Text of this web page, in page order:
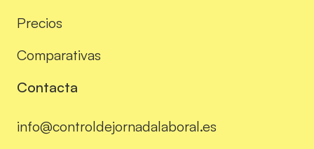
Precios
Comparativas
Contacta
info@controldejornadalaboral.es